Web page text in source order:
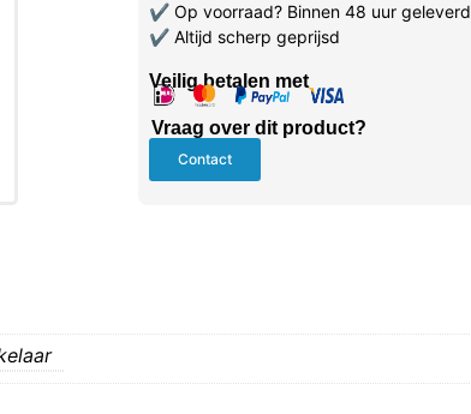
✔Op voorraad? Binnen 48 uur geleverd
✔Altijd scherp geprijsd
Veilig betalen met
Vraag over dit product?
Contact